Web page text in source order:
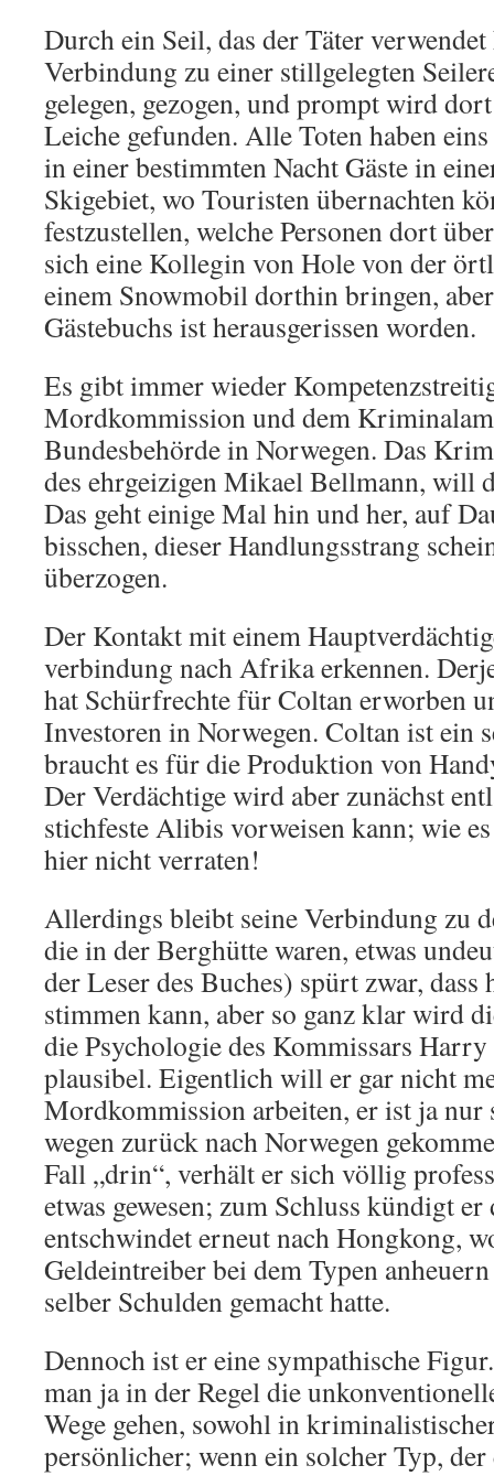
Durch ein Seil, das der Täter
Verbindung zu einer stillgelegten
gelegen, gezogen, und prompt wird
Leiche gefunden. Alle Toten haben
in einer bestimmten Nacht Gäste in
Skigebiet, wo Touristen übernachten
festzustellen, welche Personen dort
sich eine Kollegin von Hole von der
einem Snowmobil dorthin bringen,
Gästebuchs ist herausgerissen worden.
Es gibt immer wieder
Mordkommission und dem
Bundesbehörde in Norwegen. Das
des ehrgeizigen Mikael Bellmann, will
Das geht einige Mal hin und her, auf
bisschen, dieser Handlungsstrang
überzogen.
Der Kontakt mit einem
verbindung nach Afrika erkennen.
hat Schürfrechte für Coltan erworben
Investoren in Norwegen. Coltan ist ein
braucht es für die Produktion von
Der Verdächtige wird aber zunächst
stichfeste Alibis vorweisen kann; wie
hier nicht verraten!
Allerdings bleibt seine Verbindung zu
die in der Berghütte waren, etwas
der Leser des Buches) spürt zwar, dass
stimmen kann, aber so ganz klar wird
die Psychologie des Kommissars
plausibel. Eigentlich will er gar nicht
Mordkommission arbeiten, er ist ja nur
wegen zurück nach Norwegen
Fall „drin“, verhält er sich völlig
etwas gewesen; zum Schluss kündigt
entschwindet erneut nach Hongkong,
Geldeintreiber bei dem Typen
selber Schulden gemacht hatte.
Dennoch ist er eine sympathische
man ja in der Regel die
Wege gehen, sowohl in
persönlicher; wenn ein solcher Typ,